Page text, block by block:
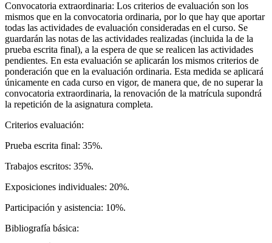
Convocatoria extraordinaria: Los criterios de evaluación son los
mismos que en la convocatoria ordinaria, por lo que hay que aportar
todas las actividades de evaluación consideradas en el curso. Se
guardarán las notas de las actividades realizadas (incluida la de la
prueba escrita final), a la espera de que se realicen las actividades
pendientes. En esta evaluación se aplicarán los mismos criterios de
ponderación que en la evaluación ordinaria. Esta medida se aplicará
únicamente en cada curso en vigor, de manera que, de no superar la
convocatoria extraordinaria, la renovación de la matrícula supondrá
la repetición de la asignatura completa.
Criterios evaluación:
Prueba escrita final: 35%.
Trabajos escritos: 35%.
Exposiciones individuales: 20%.
Participación y asistencia: 10%.
Bibliografía básica: